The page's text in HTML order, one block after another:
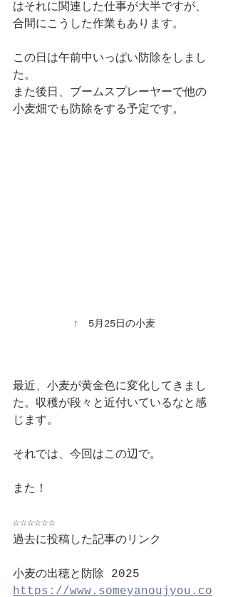
はそれに関連した仕事が大半ですが、
合間にこうした作業もあります。
この日は午前中いっぱい防除をしまし
た。
また後日、ブームスプレーヤーで他の
小麦畑でも防除をする予定です。
↑　5月25日の小麦
最近、小麦が黄金色に変化してきまし
た。収穫が段々と近付いているなと感
じます。
それでは、今回はこの辺で。
また！
☆☆☆☆☆☆
過去に投稿した記事のリンク
小麦の出穂と防除 2025
https://www.someyanoujyou.co